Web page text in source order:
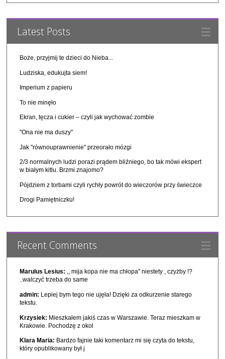
Latest Posts
Boże, przyjmij te dzieci do Nieba...
Ludziska, edukujta siem!
Imperium z papieru
To nie minęło
Ekran, tęcza i cukier – czyli jak wychować zombie
"Ona nie ma duszy"
Jak "równouprawnienie" przeorało mózgi
2/3 normalnych ludzi porazi prądem bliźniego, bo tak mówi ekspert
w białym kitlu. Brzmi znajomo?
Pójdziem z torbami czyli rychły powrót do wieczorów przy świeczce
Drogi Pamiętniczku!
Recent Comments
Marulus Lesius: ,, mija kopa nie ma chłopa" niestety , czyżby !?
..walczyć trzeba do same
admin: Lepiej bym tego nie ujęła! Dzięki za odkurzenie starego
tekstu.
Krzysiek: Mieszkałem jakiś czas w Warszawie. Teraz mieszkam w
Krakowie. Pochodzę z okol
Klara Maria: Bardzo fajnie taki komentarz mi się czyta do tekstu,
który opublikowany był j